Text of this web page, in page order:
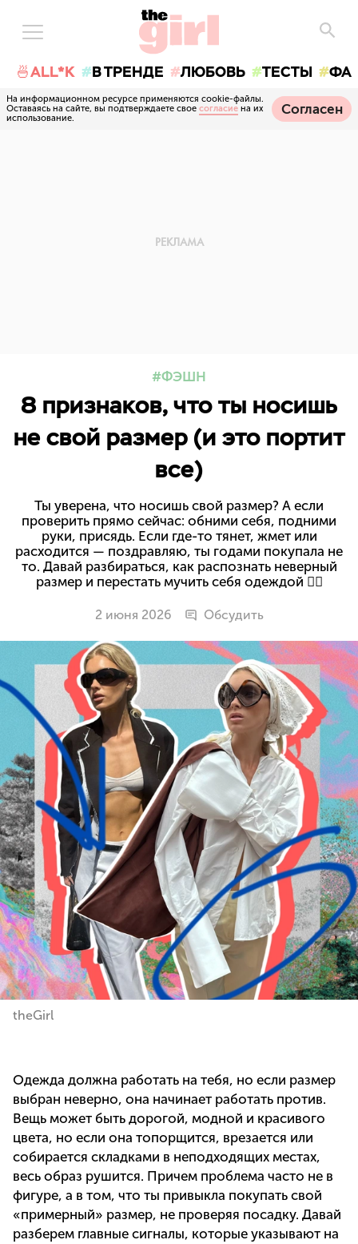
🍜ALL*K В ТРЕНДЕ ЛЮБОВЬ ТЕСТЫ
На информационном ресурсе применяются cookie-файлы.
Оставаясь на сайте, вы подтверждаете свое согласие на их
использование.
Согласен
ФЭШН
8 признаков, что ты носишь
не свой размер (и это портит
все)
Ты уверена, что носишь свой размер? А если
проверить прямо сейчас: обними себя, подними
руки, присядь. Если где-то тянет, жмет или
расходится — поздравляю, ты годами покупала не
то. Давай разбираться, как распознать неверный
размер и перестать мучить себя одеждой 😵‍💫
2 июня 2026 Обсудить
theGirl
Одежда должна работать на тебя, но если размер
выбран неверно, она начинает работать против.
Вещь может быть дорогой, модной и красивого
цвета, но если она топорщится, врезается или
собирается складками в неподходящих местах,
весь образ рушится. Причем проблема часто не в
фигуре, а в том, что ты привыкла покупать свой
«примерный» размер, не проверяя посадку. Давай
разберем главные сигналы, которые указывают на